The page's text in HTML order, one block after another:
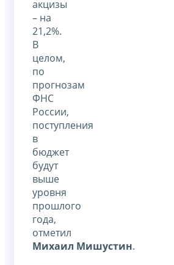
акцизы
– на
21,2%.
В
целом,
по
прогнозам
ФНС
России,
поступления
в
бюджет
будут
выше
уровня
прошлого
года,
отметил
Михаил Мишустин.